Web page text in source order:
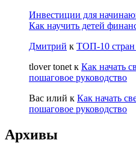
Инвестиции для
Как научить детей
Дмитрий к ТОП-10 стран
tlover tonet к Как начать
пошаговое руководство
Вас илий к Как начать
пошаговое руководство
Архивы